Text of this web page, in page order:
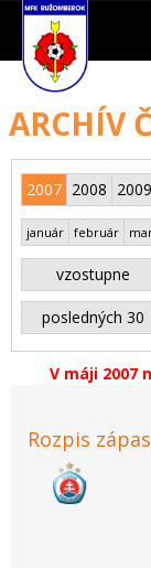
ARCHÍV
2007 2008 2009
január február
vzostupne
posledných 30
V máji 2007
Rozpis